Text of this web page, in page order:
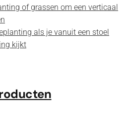
of grassen om een verticaal
als je vanuit een stoel
kijkt